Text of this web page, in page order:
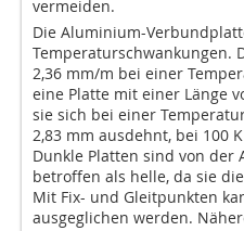
vermeiden.
Die Aluminium-
Temperaturschwankungen.
2,36 mm/m bei einer
eine Platte mit einer Länge
sie sich bei einer
2,83 mm ausdehnt, bei 100
Dunkle Platten sind von der
betroffen als helle, da sie
Mit Fix- und Gleitpunkten
ausgeglichen werden.